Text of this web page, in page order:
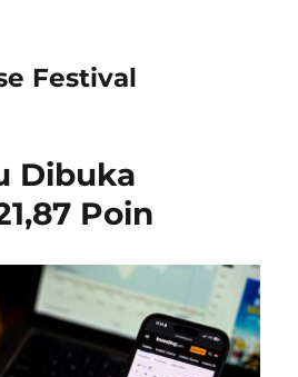
Festival
Dibuka
Poin